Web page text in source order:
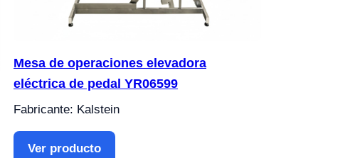
Mesa de operaciones elevadora
eléctrica de pedal YR06599
Fabricante: Kalstein
Ver producto